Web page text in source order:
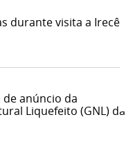
durante visita a Irecê
anúncio da
Liquefeito (GNL) da